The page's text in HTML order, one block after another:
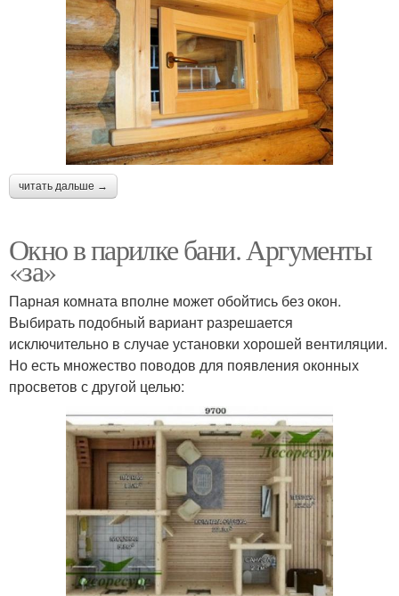
читать дальше →
Окно в парилке бани. Аргументы
«за»
Парная комната вполне может обойтись без окон.
Выбирать подобный вариант разрешается
исключительно в случае установки хорошей вентиляции.
Но есть множество поводов для появления оконных
просветов с другой целью: